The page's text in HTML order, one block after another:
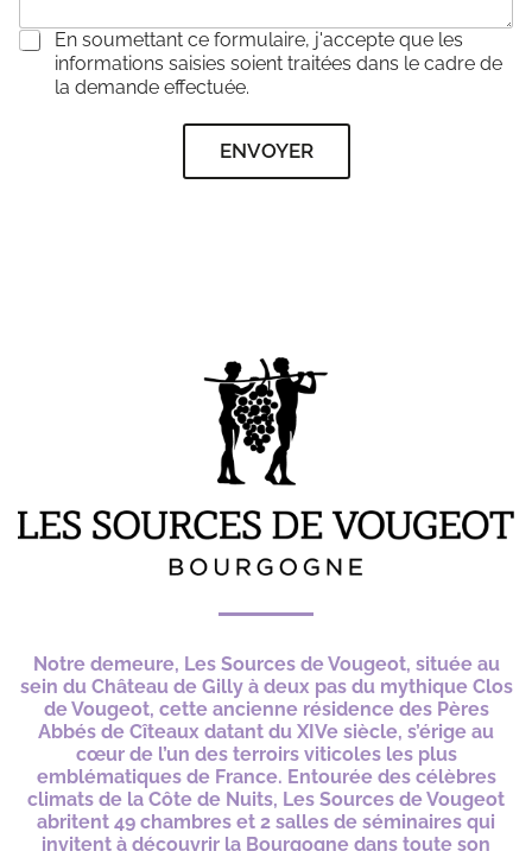
C
En soumettant ce formulaire, j'accepte que les
informations saisies soient traitées dans le cadre de
la demande effectuée.
ENVOYER
Notre demeure, Les Sources de Vougeot, située au
sein du Château de Gilly à deux pas du mythique Clos
de Vougeot, cette ancienne résidence des Pères
Abbés de Cîteaux datant du XIVe siècle, s’érige au
cœur de l’un des terroirs viticoles les plus
emblématiques de France. Entourée des célèbres
climats de la Côte de Nuits, Les Sources de Vougeot
abritent 49 chambres et 2 salles de séminaires qui
invitent à découvrir la Bourgogne dans toute son